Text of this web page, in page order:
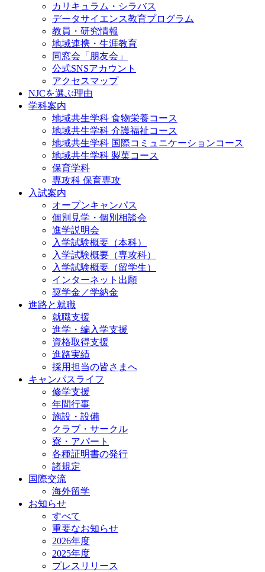
カリキュラム・シラバス
データサイエンス教育プログラム
教員・研究情報
地域連携・生涯教育
同窓会「朋友会」
公式SNSアカウント
アクセスマップ
NJCを選ぶ理由
学科案内
地域共⽣学科 ⾷物栄養コース
地域共生学科 介護福祉コース
地域共生学科 国際コミュニケーションコース
地域共⽣学科 製菓コース
保育学科
専攻科 保育専攻
入試案内
オープンキャンパス
個別⾒学・個別相談会
進学説明会
入学試験概要（本科）
入学試験概要（専攻科）
入学試験概要（留学生）
インターネット出願
奨学金／学納金
進路と就職
就職支援
進学・編入学支援
資格取得⽀援
進路実績
採用担当の皆さまへ
キャンパスライフ
修学支援
年間行事
施設・設備
クラブ・サークル
寮・アパート
各種証明書の発⾏
諸規定
国際交流
海外留学
お知らせ
すべて
重要なお知らせ
2026年度
2025年度
プレスリリース